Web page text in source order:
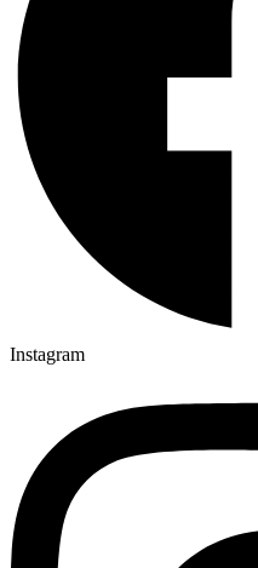
Instagram